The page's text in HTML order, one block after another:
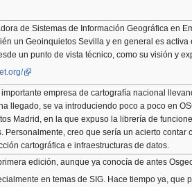
de Sistemas de Información Geográfica en
un Geoinquietos Sevilla y en general es
un punto de vista técnico, como su visión y
empresa de cartografía nacional
llegado, se va introduciendo poco a poco en
Madrid, en la que expuso la librería de
creo que sería un acierto
cartográfica e infraestructuras de datos.
edición, aunque ya conocía de antes
en temas de SIG. Hace tiempo ya,